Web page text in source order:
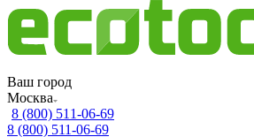
Ваш город
Москва
8 (800) 511-06-69
8 (800) 511-06-69